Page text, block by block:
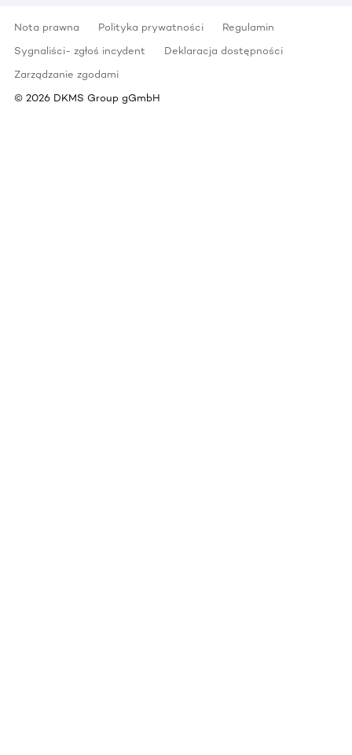
Nota prawna Polityka prywatności
Regulamin
Sygnaliści- zgłoś incydent
Deklaracja dostępności
Zarządzanie zgodami
© 2026 DKMS Group gGmbH